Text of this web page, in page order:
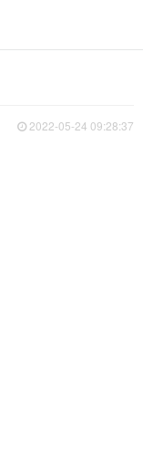
2022-05-24 09:28:37